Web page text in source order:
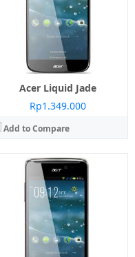
Acer Liquid Jade
Rp1.349.000
Add to Compare
1 GB / 2 GB
Belakang 8 MP, Depan 2 MP
Sistem operasi: Android 4.4.2 KitKat
View Details →
IPS LCD capacitive touchscreen
Mediatek MT6589
Memori Internal:16 GB
2 GB
Belakang 13 MP, Depan 2 MP
Sistem operasi: Android 4.2.2 Jelly Bean